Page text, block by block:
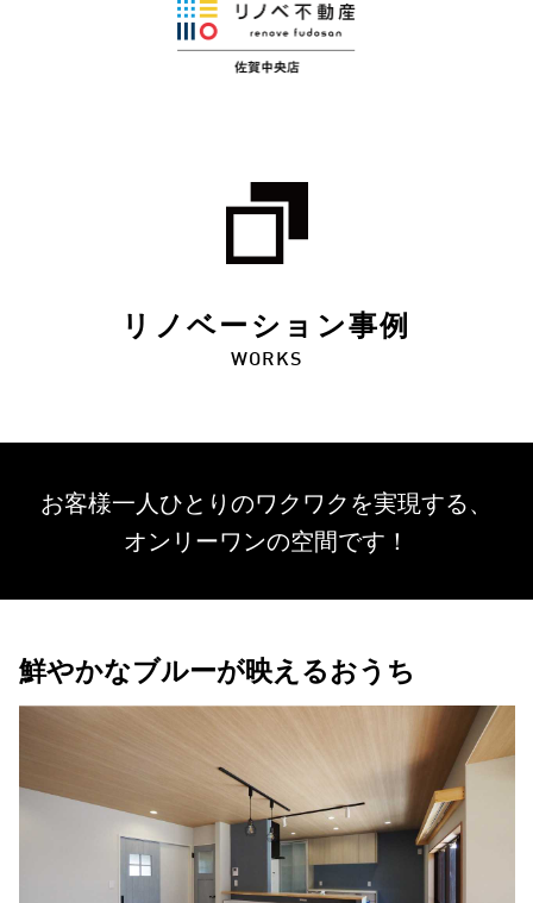
リノベーション事例
WORKS
お客様一人ひとりのワクワクを実現する、
オンリーワンの空間です！
鮮やかなブルーが映えるおうち